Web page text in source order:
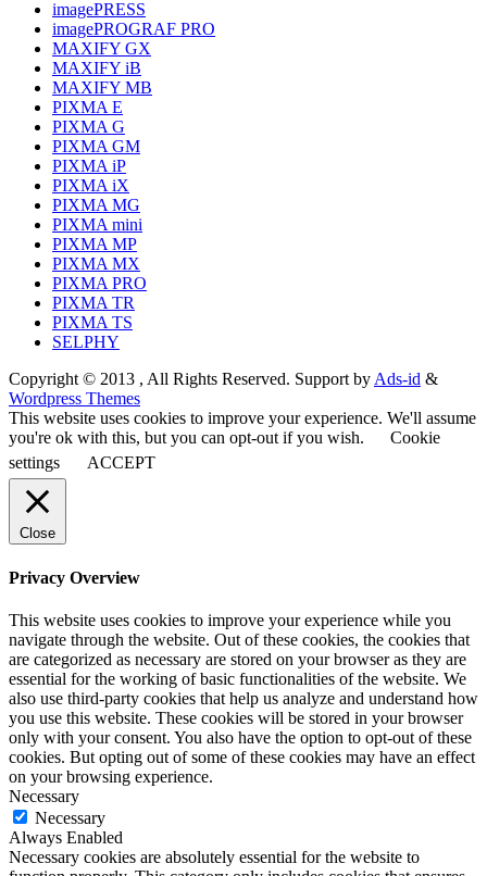
imagePRESS
imagePROGRAF PRO
MAXIFY GX
MAXIFY iB
MAXIFY MB
PIXMA E
PIXMA G
PIXMA GM
PIXMA iP
PIXMA iX
PIXMA MG
PIXMA mini
PIXMA MP
PIXMA MX
PIXMA PRO
PIXMA TR
PIXMA TS
SELPHY
Copyright © 2013 , All Rights Reserved. Support byAds-id &
Wordpress Themes
This website uses cookies to improve your experience. We'll assume
you're ok with this, but you can opt-out if you wish.
Cookie
settings
ACCEPT
Close
Privacy Overview
This website uses cookies to improve your experience while you
navigate through the website. Out of these cookies, the cookies that
are categorized as necessary are stored on your browser as they are
essential for the working of basic functionalities of the website. We
also use third-party cookies that help us analyze and understand how
you use this website. These cookies will be stored in your browser
only with your consent. You also have the option to opt-out of these
cookies. But opting out of some of these cookies may have an effect
on your browsing experience.
Necessary
Necessary
Always Enabled
Necessary cookies are absolutely essential for the website to